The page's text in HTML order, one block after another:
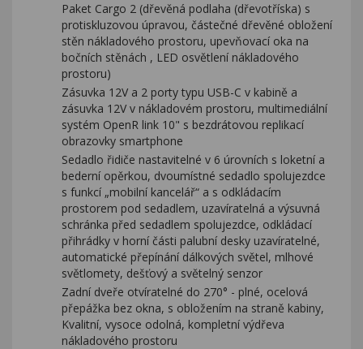
Paket Cargo 2 (dřevěná podlaha (dřevotříska) s
protiskluzovou úpravou, částečné dřevěné obložení
stěn nákladového prostoru, upevňovací oka na
bočních stěnách , LED osvětlení nákladového
prostoru)
Zásuvka 12V a 2 porty typu USB-C v kabině a
zásuvka 12V v nákladovém prostoru, multimediální
systém OpenR link 10" s bezdrátovou replikací
obrazovky smartphone
Sedadlo řidiče nastavitelné v 6 úrovních s loketní a
bederní opěrkou, dvoumístné sedadlo spolujezdce
s funkcí „mobilní kancelář“ a s odkládacím
prostorem pod sedadlem, uzavíratelná a výsuvná
schránka před sedadlem spolujezdce, odkládací
přihrádky v horní části palubní desky uzavíratelné,
automatické přepínání dálkových světel, mlhové
světlomety, dešťový a světelný senzor
Zadní dveře otvíratelné do 270° - plné, ocelová
přepážka bez okna, s obložením na straně kabiny,
Kvalitní, vysoce odolná, kompletní výdřeva
nákladového prostoru